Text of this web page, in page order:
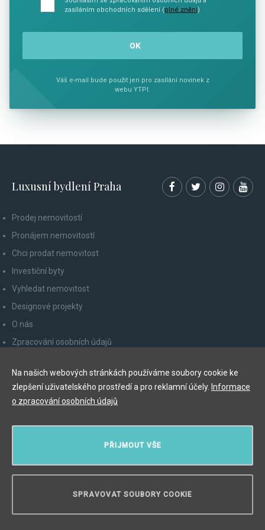
zasíláním obchodních sdělení (plné znění)
Váš e-mail bude použit jen pro zasílání novinek z
webu YTPI.
Luxusní bydlení Praha
Prodej nemovitostí
Pronájem nemovitostí
Chci prodat nemovitost
Investiční byty
Vyhledat nemovitost
Designové projekty
O nás
Zpracování osobních údajů
Odhlášení z newsletteru
Myslíková 245/3, 110 00 Praha 1
PŘIJMOUT VŠE
SPRAVOVAT SOUBORY COOKIE
Na našich webových stránkách používáme soubory cookie ke
zlepšení uživatelského prostředí a pro reklamní účely. Informace
o zpracování osobních údajů